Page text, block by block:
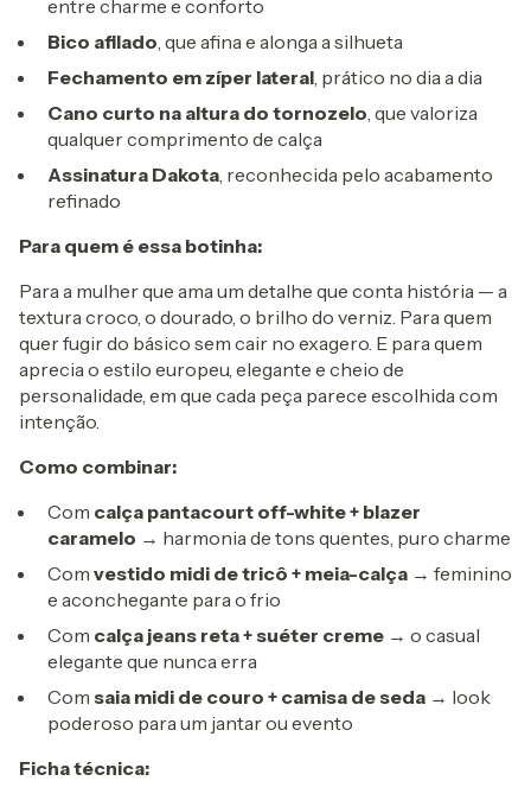
entre charme e conforto
Bico afilado, que afina e alonga a silhueta
Fechamento em zíper lateral, prático no dia a dia
Cano curto na altura do tornozelo, que valoriza
qualquer comprimento de calça
Assinatura Dakota, reconhecida pelo acabamento
refinado
Para quem é essa botinha:
Para a mulher que ama um detalhe que conta história — a
textura croco, o dourado, o brilho do verniz. Para quem
quer fugir do básico sem cair no exagero. E para quem
aprecia o estilo europeu, elegante e cheio de
personalidade, em que cada peça parece escolhida com
intenção.
Como combinar:
Com calça pantacourt off-white + blazer
caramelo → harmonia de tons quentes, puro charme
Com vestido midi de tricô + meia-calça → feminino
e aconchegante para o frio
Com calça jeans reta + suéter creme → o casual
elegante que nunca erra
Com saia midi de couro + camisa de seda → look
poderoso para um jantar ou evento
Ficha técnica: